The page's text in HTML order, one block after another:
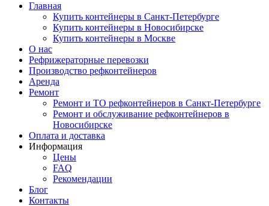
Главная
Купить контейнеры в Санкт-Петербурге
Купить контейнеры в Новосибирске
Купить контейнеры в Москве
О нас
Рефрижераторные перевозки
Производство рефконтейнеров
Аренда
Ремонт
Ремонт и ТО рефконтейнеров в Санкт-Петербурге
Ремонт и обслуживание рефконтейнеров в
Новосибирске
Оплата и доставка
Информация
Цены
FAQ
Рекомендации
Блог
Контакты